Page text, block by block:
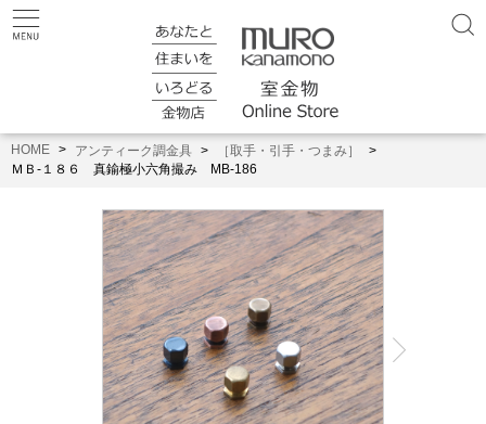
HOME アンティーク調金具
［取手・引手・つまみ］
ＭＢ-１８６ 真鍮極小六角撮み MB-186